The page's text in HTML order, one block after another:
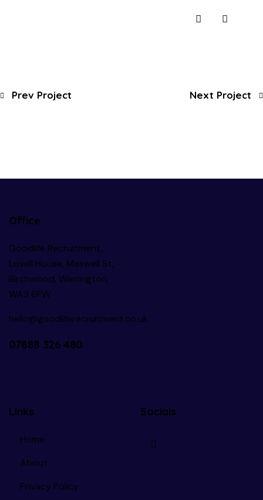
Prev Project Next Project
Office
Goodlife Recruitment,
Lovell House, Maxwell St,
Birchwood, Warrington,
WA3 6FW
hello@goodliferecruitment.co.uk
07888 326 480
Links
Home
About
Privacy Policy
Socials